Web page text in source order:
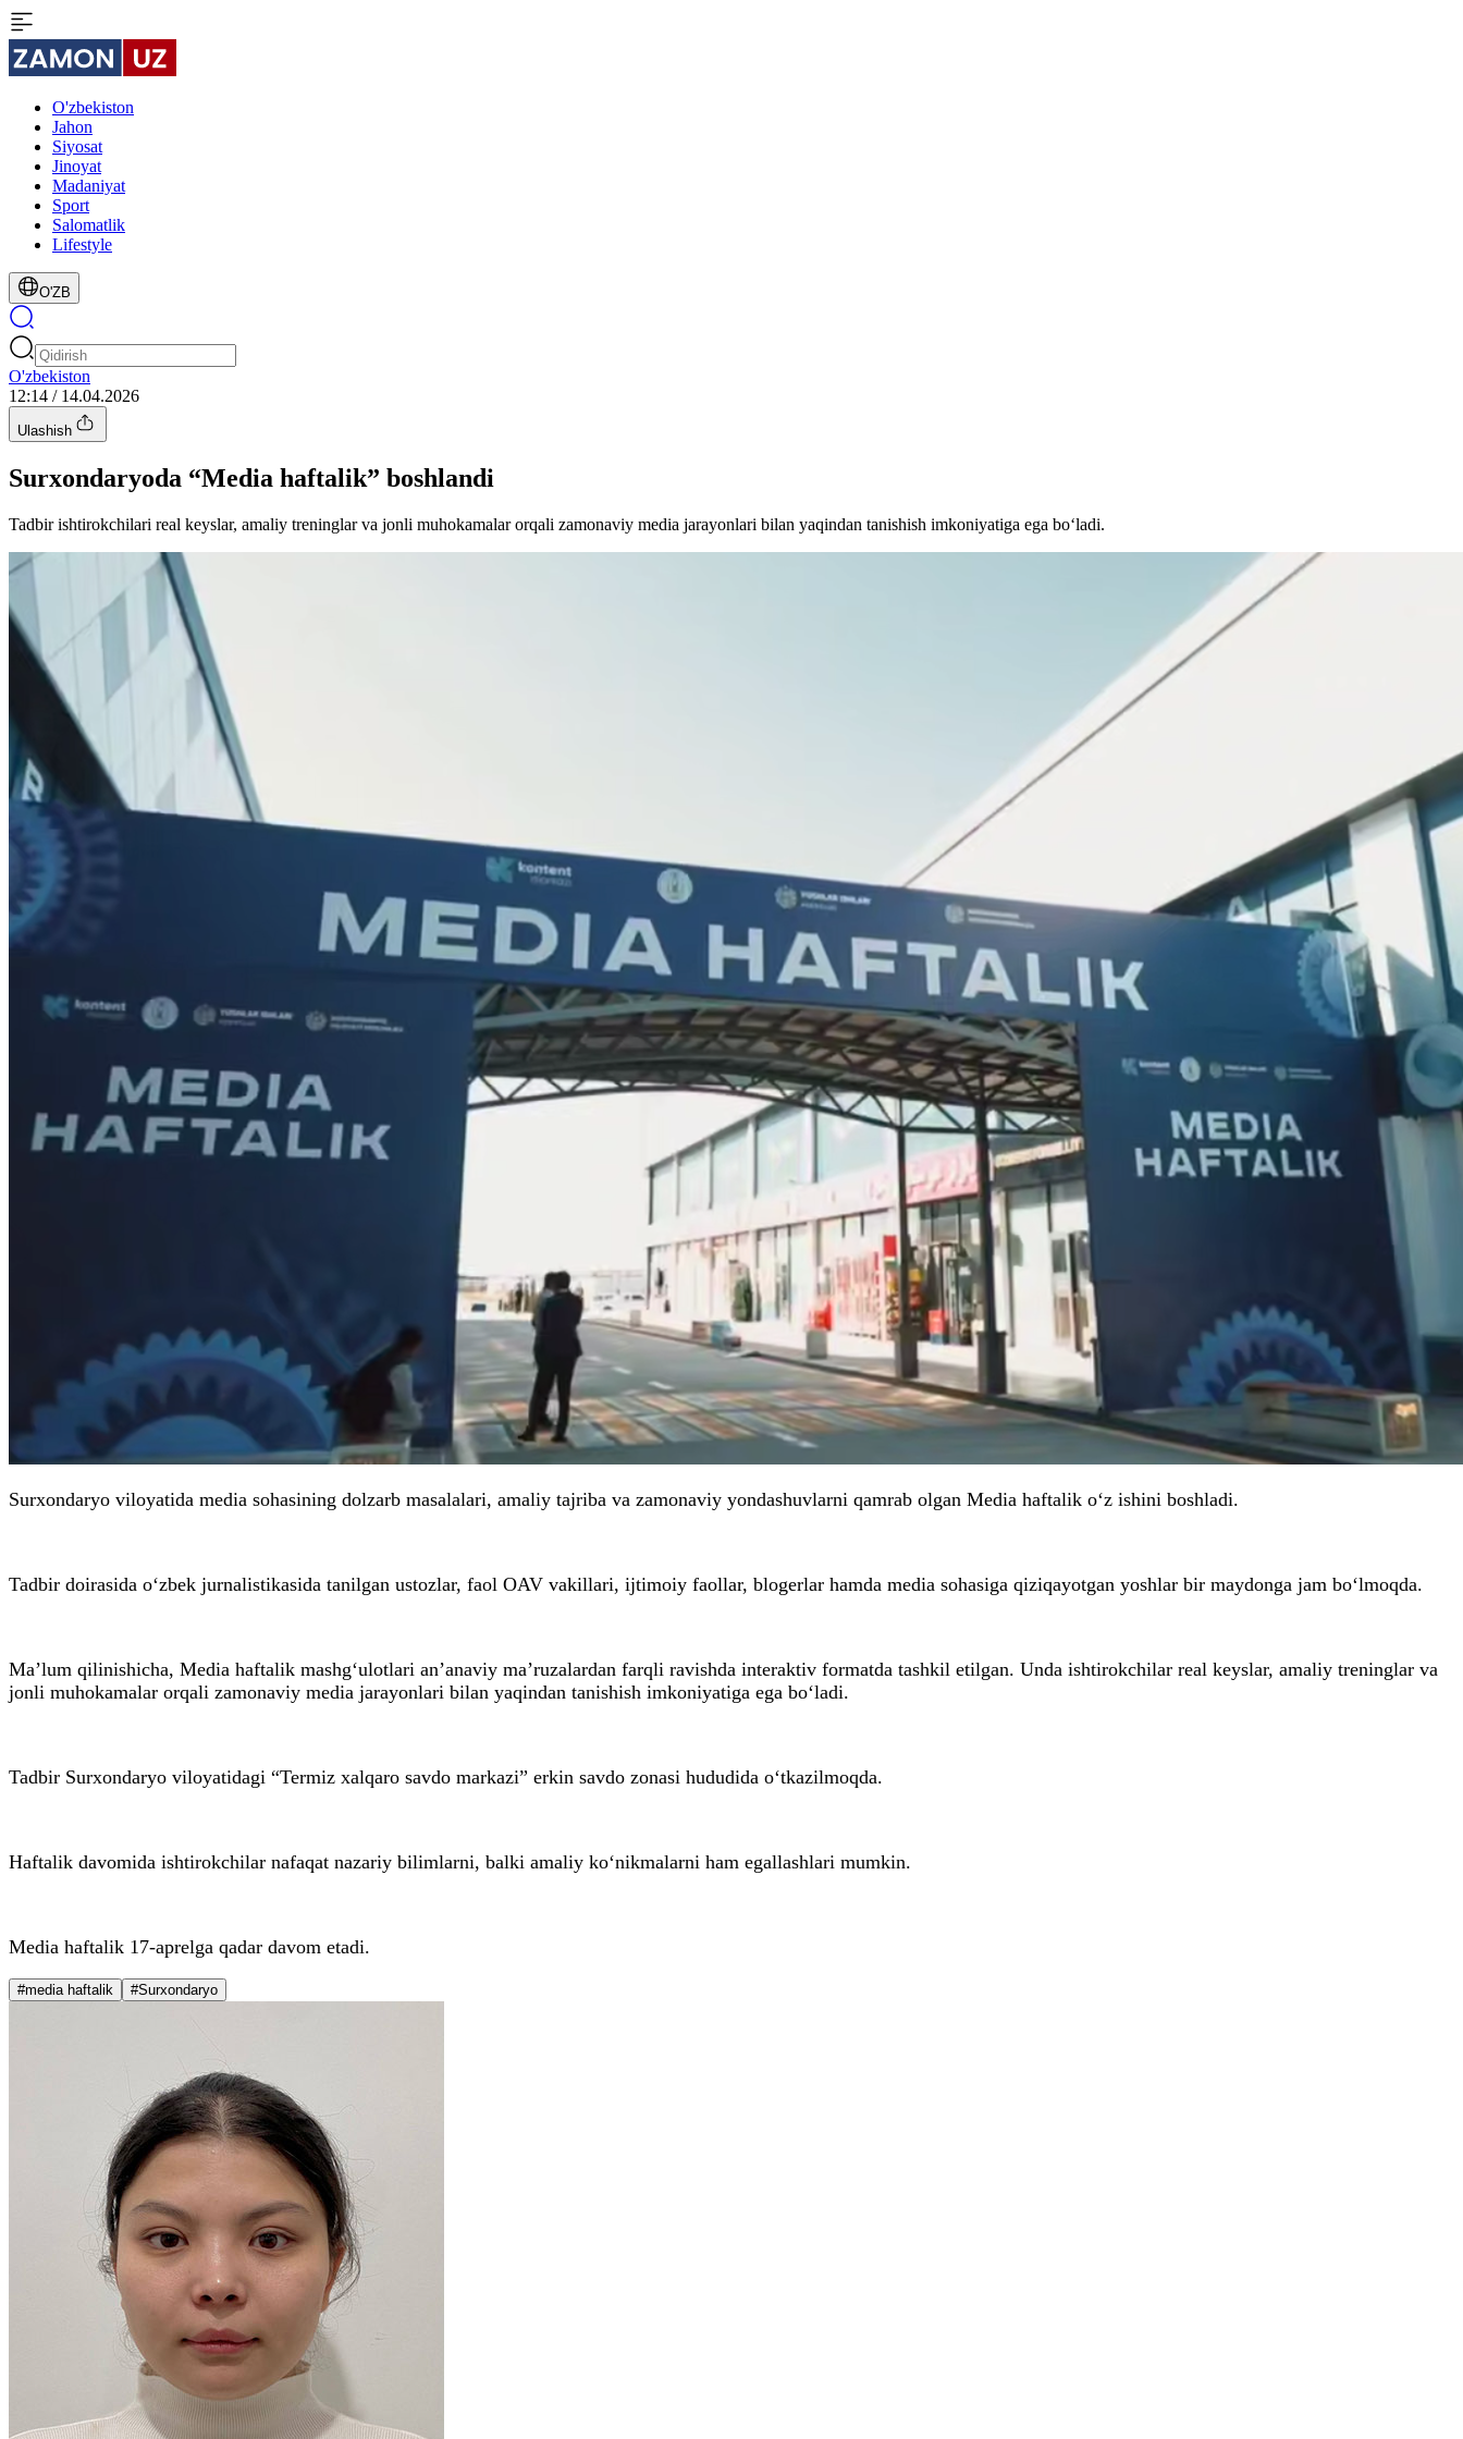
O'zbekiston
Jahon
Siyosat
Jinoyat
Madaniyat
Sport
Salomatlik
Lifestyle
O'ZB
O'zbekiston
12:14 / 14.04.2026
Ulashish
Surxondaryoda “Media haftalik” boshlandi
Tadbir ishtirokchilari real keyslar, amaliy treninglar va jonli muhokamalar orqali zamonaviy media jarayonlari bilan yaqindan tanishish imkoniyatiga ega bo‘ladi.
Surxondaryo viloyatida media sohasining dolzarb masalalari, amaliy tajriba va zamonaviy yondashuvlarni qamrab olgan Media haftalik o‘z ishini boshladi.
Tadbir doirasida o‘zbek jurnalistikasida tanilgan ustozlar, faol OAV vakillari, ijtimoiy faollar, blogerlar hamda media sohasiga qiziqayotgan yoshlar bir maydonga jam bo‘lmoqda.
Ma’lum qilinishicha, Media haftalik mashg‘ulotlari an’anaviy ma’ruzalardan farqli ravishda interaktiv formatda tashkil etilgan. Unda ishtirokchilar real keyslar, amaliy treninglar va
jonli muhokamalar orqali zamonaviy media jarayonlari bilan yaqindan tanishish imkoniyatiga ega bo‘ladi.
Tadbir Surxondaryo viloyatidagi “Termiz xalqaro savdo markazi” erkin savdo zonasi hududida o‘tkazilmoqda.
Haftalik davomida ishtirokchilar nafaqat nazariy bilimlarni, balki amaliy ko‘nikmalarni ham egallashlari mumkin.
Media haftalik 17-aprelga qadar davom etadi.
#media haftalik #Surxondaryo